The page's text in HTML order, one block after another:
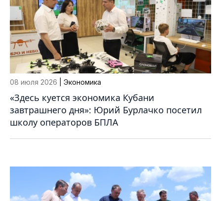
08 июля 2026 | Экономика
«Здесь куется экономика Кубани
завтрашнего дня»: Юрий Бурлачко посетил
школу операторов БПЛА